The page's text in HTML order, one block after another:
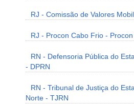
RJ - Comissão de Valores
RJ - Procon Cabo Frio -
RN - Defensoria Pública do
- DPRN
RN - Tribunal de Justiça do
Norte - TJRN